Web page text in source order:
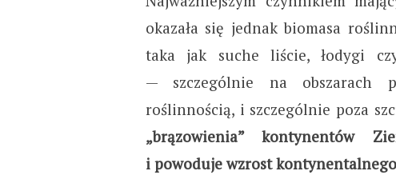
okazała się jednak biomasa
taka jak suche liście, łodygi
— szczególnie na obszarach
roślinnością, i szczególnie poza
„brązowienia” kontynentów
i powoduje wzrost